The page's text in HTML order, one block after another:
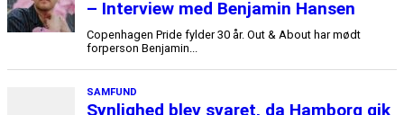
– Interview med Benjamin Hansen
Copenhagen Pride fylder 30 år. Out & About har mødt
forperson Benjamin...
SAMFUND
Synlighed blev svaret, da Hamborg gik